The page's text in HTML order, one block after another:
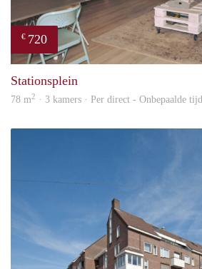
€ 720
Stationsplein
78 m2 · 3 kamers · Per direct - Onbepaalde tijd